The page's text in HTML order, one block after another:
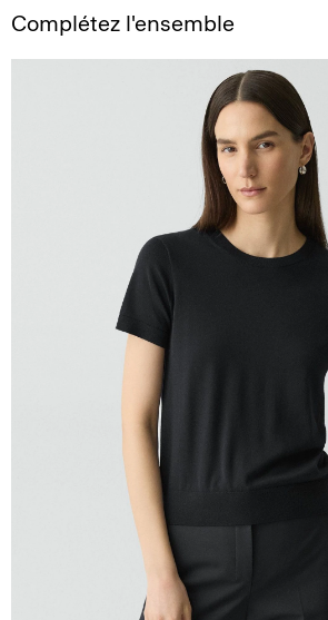
Complétez l'ensemble